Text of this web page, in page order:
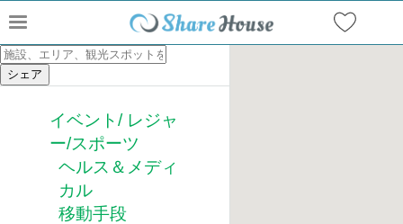
イベント/ レジャ
ー/スポーツ
ヘルス＆メディ
カル
移動手段